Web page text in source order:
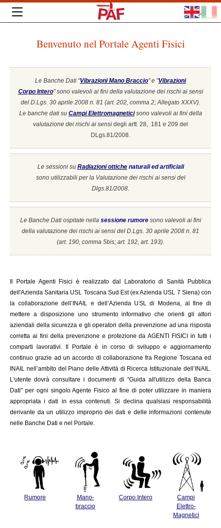
Benvenuto nel Portale Agenti Fisici
Le Banche Dati "Vibrazioni Mano Braccio" e "Vibrazioni
Corpo Intero"sono valevoli ai fini della valutazione dei rischi ai sensi
del D.Lgs. 30 aprile 2008 n. 81 (art. 202, comma 2; Allegato XXXV).
Le banche dati su Campi Elettromagneticisono valevoli ai fini della
valutazione dei rischi ai sensi degli artt. 28, 181 e 209 del
DLgs.81/2008.
Le sessioni su Radiazioni ottiche naturali ed artificiali
sono utilizzabili per la Valutazione dei rischi ai sensi del
Dlgs.81/2008.
Le Banche Dati ospitate nella sessione rumore sono valevoli ai fini
della valutazione dei rischi ai sensi del D.Lgs. 30 aprile 2008 n. 81
(art. 190, comma 5bis; art. 192, art. 193).
Portale Agenti Fisici è realizzato dal Laboratorio di Sanità Pubblica
dell'Azienda Sanitaria USL Toscana Sud Est (ex Azienda USL 7 Siena) con
la collaborazione dell’INAIL e dell’Azienda USL di Modena, al fine di
mettere a disposizione uno strumento informativo che orienti gli attori
aziendali della sicurezza e gli operatori della prevenzione ad una risposta
corretta ai fini della prevenzione e protezione da AGENTI FISICI in tutti i
comparti lavorativi. Il Portale è in corso di sviluppo e aggiornamento
continuo grazie ad un accordo di collaborazione fra Regione Toscana ed
INAIL nell’ambito del Piano delle Attività di Ricerca Istituzionale dell’INAIL.
L'utente dovrà consultare i documenti di "Guida all'utilizzo della Banca
Dati" per ogni singolo Agente Fisico al fine di poter utilizzare in maniera
appropriata i dati in essa contenuti. Si declina qualsiasi responsabilità
derivante da un utilizzo improprio dei dati e delle informazioni contenute
nelle Banche Dati e nel Portale.
Rumore
Mano-
braccio
Corpo Intero
Campi
Elettro-
Magnetici